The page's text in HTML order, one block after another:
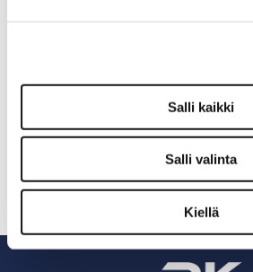
Salli kaikki
Salli valinta
Kiellä
Tämäkin laite
TUTUSTU ›